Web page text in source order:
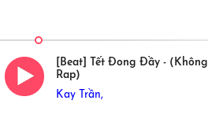
[Beat] Tết Đong Đầy - (Không
Rap)
Kay Trần,